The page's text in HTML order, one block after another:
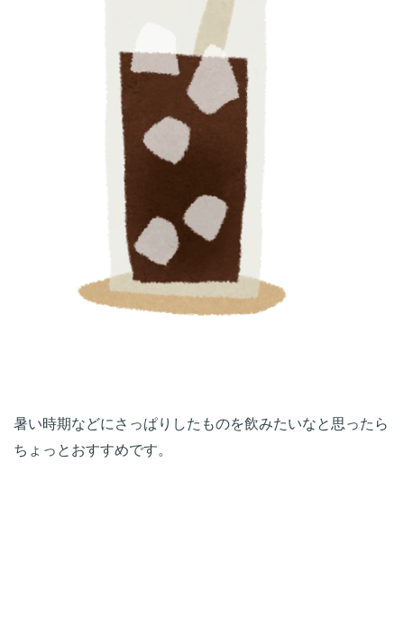
暑い時期などにさっぱりしたものを飲みたいなと思ったら
ちょっとおすすめです。